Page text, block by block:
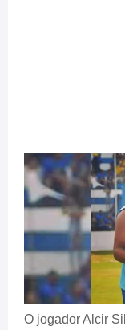
O jogador Alcir